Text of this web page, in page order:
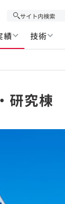
績 技術
研究棟